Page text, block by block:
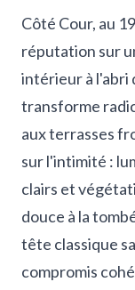
Côté Cour, au
réputation sur
intérieur à l'abri
transforme
aux terrasses
sur l'intimité :
clairs et
douce à la
tête classique
compromis